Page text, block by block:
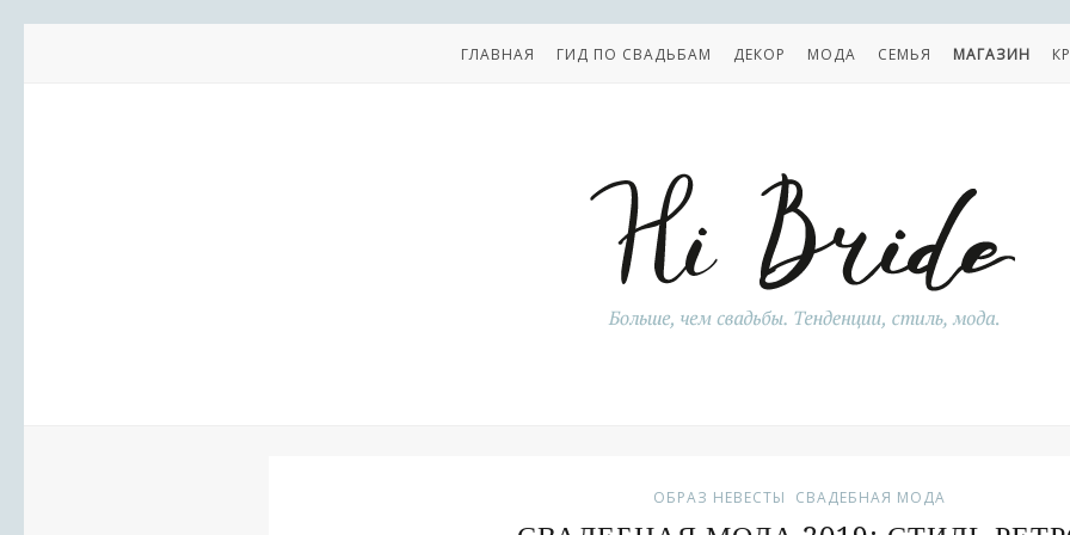
ГЛАВНАЯ ГИД ПО СВАДЬБАМ ДЕКОР МОДА СЕМЬЯ МАГАЗИН
ОБРАЗ НЕВЕСТЫ СВАДЕБНАЯ МОДА